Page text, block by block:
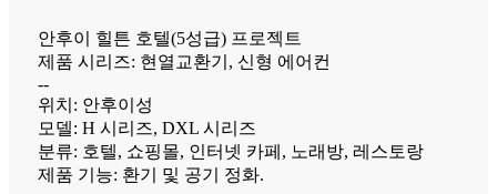
안후이 힐튼 호텔(5성급) 프로젝트
제품 시리즈: 현열교환기, 신형 에어컨
--
위치: 안후이성
모델: H 시리즈, DXL 시리즈
분류: 호텔, 쇼핑몰, 인터넷 카페, 노래방, 레스토랑
제품 기능: 환기 및 공기 정화.